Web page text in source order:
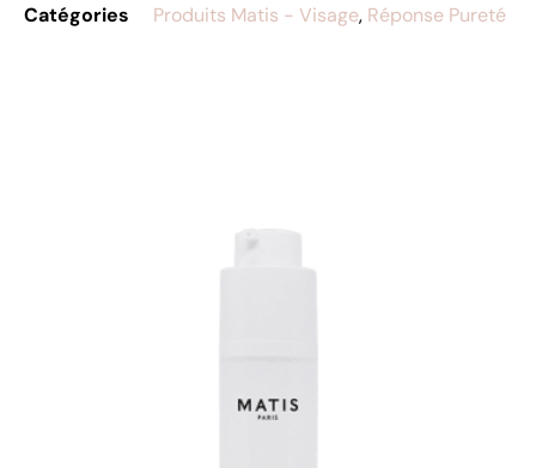
Catégories Produits Matis - Visage, Réponse Pureté